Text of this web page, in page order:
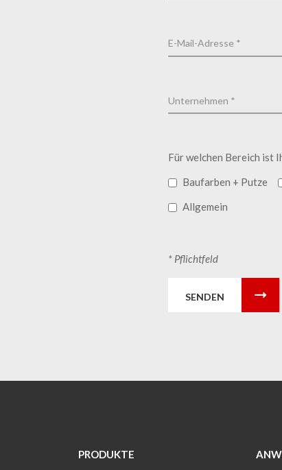
Für welchen Bereich ist
Baufarben + Putze
Allgemein
* Pflichtfeld
SENDEN
PRODUKTE